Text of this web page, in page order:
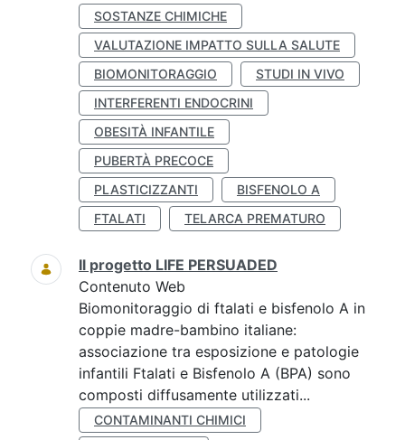
SOSTANZE CHIMICHE
VALUTAZIONE IMPATTO SULLA SALUTE
BIOMONITORAGGIO
STUDI IN VIVO
INTERFERENTI ENDOCRINI
OBESITÀ INFANTILE
PUBERTÀ PRECOCE
PLASTICIZZANTI
BISFENOLO A
FTALATI
TELARCA PREMATURO
Il progetto LIFE PERSUADED
Contenuto Web
Biomonitoraggio di ftalati e bisfenolo A in
coppie madre-bambino italiane:
associazione tra esposizione e patologie
infantili Ftalati e Bisfenolo A (BPA) sono
composti diffusamente utilizzati...
CONTAMINANTI CHIMICI